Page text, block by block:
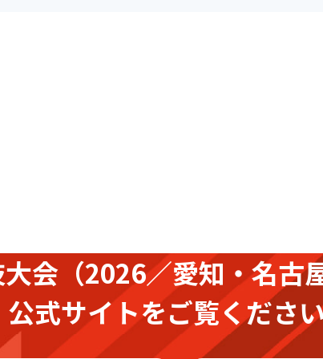
会（2026／愛知・名古
公式サイトをご覧くださ